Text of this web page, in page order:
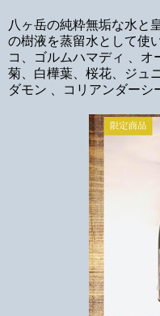
八ヶ岳の純粋無垢な水と
の樹液を蒸留水として使
コ、ゴルムハマディ 、
菊、白樺葉、桜花、ジュ
ダモン 、コリアンダーシ